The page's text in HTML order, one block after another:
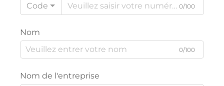
Code
0/100
Nom
0/100
Nom de l'entreprise